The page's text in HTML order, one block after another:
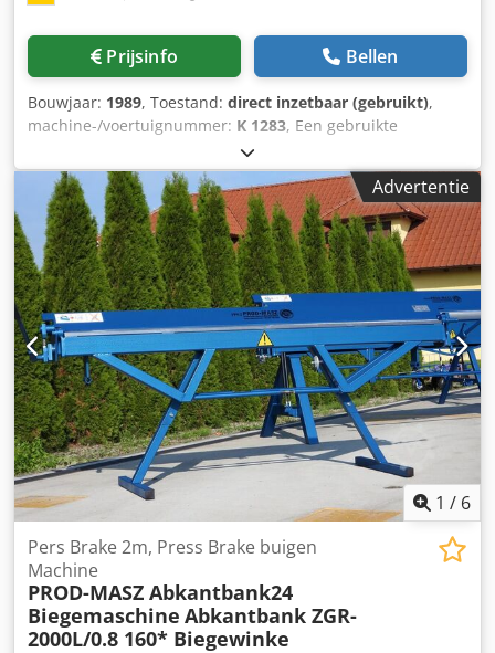
Prijsinfo Bellen
Bouwjaar: 1989, Toestand: direct inzetbaar (gebruikt),
machine-/voertuignummer: K 1283, Een gebruikte
buigende machine van de fabrikant HMK. De dringende
power tot 500 t Bouwjaar: 1989 Machine nummer: 1283
Djdpfx Aisd Eg R Toxjck
Advertentie
1 / 6
Pers Brake 2m, Press Brake buigen
Machine
PROD-MASZ Abkantbank24
Biegemaschine Abkantbank ZGR-
2000L/0.8 160* Biegewinke